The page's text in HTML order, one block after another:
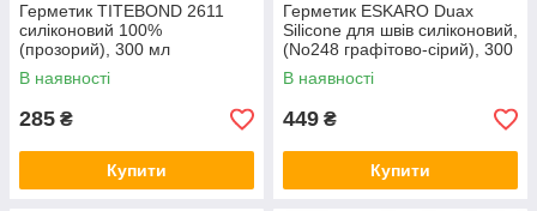
Герметик TITEBOND 2611
силіконовий 100%
(прозорий), 300 мл
В наявності
285 ₴
Купити
Герметик ESKARO Duax
Silicone для швів силіконовий,
(No248 графітово-сірий), 300
мл
В наявності
449 ₴
Купити